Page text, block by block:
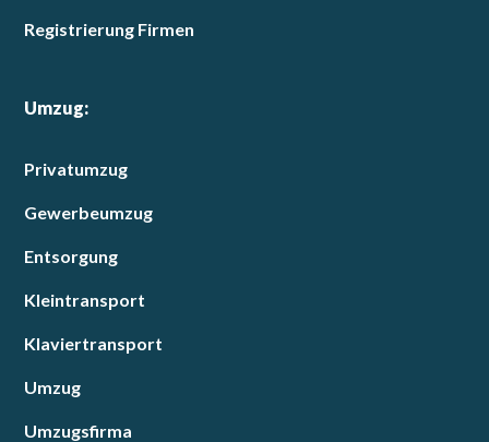
Registrierung Firmen
Umzug:
Privatumzug
Gewerbeumzug
Entsorgung
Kleintransport
Klaviertransport
Umzug
Umzugsfirma